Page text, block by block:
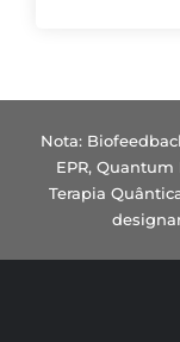
Nota:
EPR,
Terapia